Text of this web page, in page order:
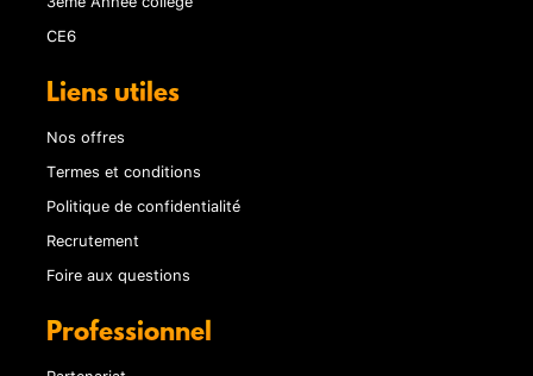
CE6
Liens utiles
Nos offres
Termes et conditions
Politique de confidentialité
Recrutement
Foire aux questions
Professionnel